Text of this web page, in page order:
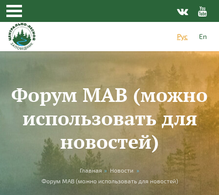
Перейти к основному содержанию
Рус
En
Форум МАВ (можно
использовать для
новостей)
Вы здесь Главная » Новости »
Форум МАВ (можно использовать для новостей)